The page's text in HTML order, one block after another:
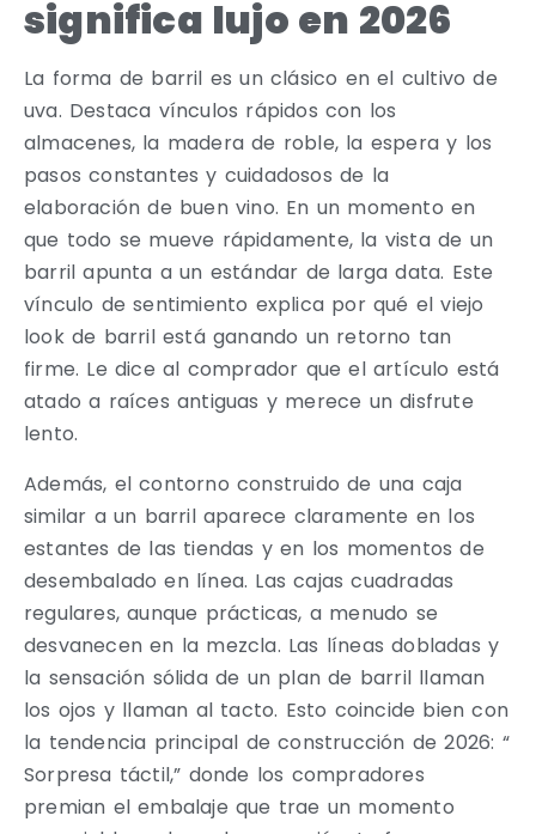
significa lujo en 2026
La forma de barril es un clásico en el cultivo de
uva. Destaca vínculos rápidos con los
almacenes, la madera de roble, la espera y los
pasos constantes y cuidadosos de la
elaboración de buen vino. En un momento en
que todo se mueve rápidamente, la vista de un
barril apunta a un estándar de larga data. Este
vínculo de sentimiento explica por qué el viejo
look de barril está ganando un retorno tan
firme. Le dice al comprador que el artículo está
atado a raíces antiguas y merece un disfrute
lento.
Además, el contorno construido de una caja
similar a un barril aparece claramente en los
estantes de las tiendas y en los momentos de
desembalado en línea. Las cajas cuadradas
regulares, aunque prácticas, a menudo se
desvanecen en la mezcla. Las líneas dobladas y
la sensación sólida de un plan de barril llaman
los ojos y llaman al tacto. Esto coincide bien con
la tendencia principal de construcción de 2026: “
Sorpresa táctil,” donde los compradores
premian el embalaje que trae un momento